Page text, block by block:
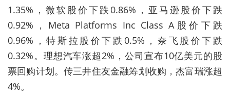
1.35%，微软股价下跌0.86%，亚马逊股价下跌
0.92%，Meta Platforms Inc Class A股价下跌
0.96%，特斯拉股价下跌0.5%，奈飞股价下跌
0.32%。理想汽车涨超2%，公司宣布10亿美元的股
票回购计划。传三井住友金融筹划收购，杰富瑞涨超
4%。